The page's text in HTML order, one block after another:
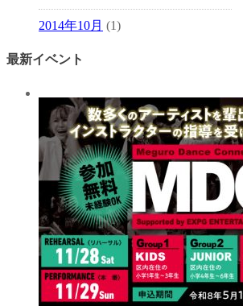
2014年10月 (1)
最新イベント